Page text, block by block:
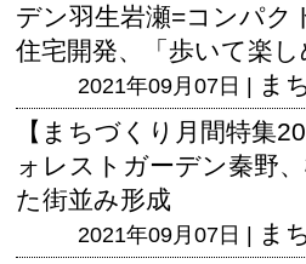
デン羽生岩瀬=コンパク
住宅開発、「歩いて楽
2021年09月07日 | ま
【まちづくり月間特集
ォレストガーデン秦野
た街並み形成
2021年09月07日 | ま